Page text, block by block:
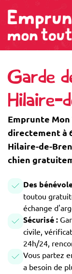
Garde
Hilaire-
Emprunte
directement à
Hilaire-de-
chien
Des
toutou
échange
Sécurisé :
civile,
24h/24,
Vous partez
a besoin de